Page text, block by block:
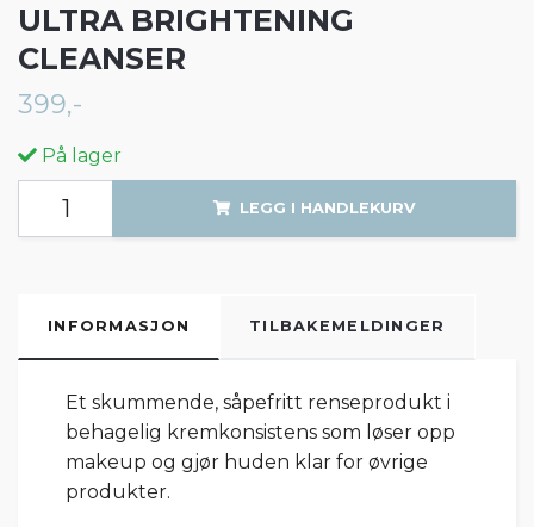
ULTRA BRIGHTENING
CLEANSER
399,-
På lager
LEGG I HANDLEKURV
INFORMASJON TILBAKEMELDINGER
Et skummende, såpefritt renseprodukt i
behagelig kremkonsistens som løser opp
makeup og gjør huden klar for øvrige
produkter.